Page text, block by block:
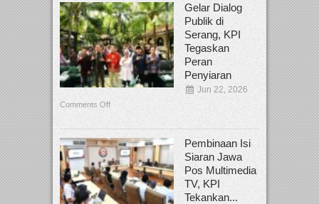
Gelar Dialog
Publik di
Serang, KPI
Tegaskan
Peran
Penyiaran
Jun 22, 2026
Comments Off
Pembinaan Isi
Siaran Jawa
Pos Multimedia
TV, KPI
Tekankan...